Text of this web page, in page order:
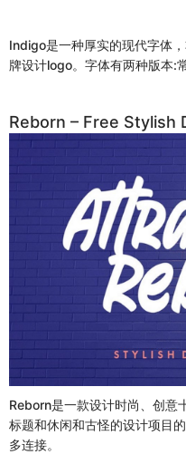
Indigo是一种厚实的现代字体
牌设计logo。字体有两种版本:
Reborn – Free Stylish
Reborn是一款设计时尚、创意
标题和休闲和古怪的设计项目
多连接。